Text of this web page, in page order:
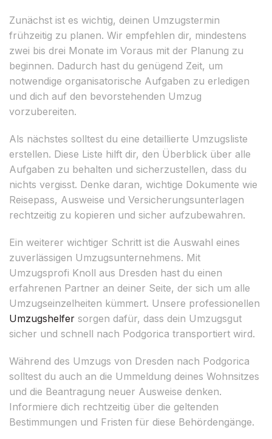
Zunächst ist es wichtig, deinen Umzugstermin
frühzeitig zu planen. Wir empfehlen dir, mindestens
zwei bis drei Monate im Voraus mit der Planung zu
beginnen. Dadurch hast du genügend Zeit, um
notwendige organisatorische Aufgaben zu erledigen
und dich auf den bevorstehenden Umzug
vorzubereiten.
Als nächstes solltest du eine detaillierte Umzugsliste
erstellen. Diese Liste hilft dir, den Überblick über alle
Aufgaben zu behalten und sicherzustellen, dass du
nichts vergisst. Denke daran, wichtige Dokumente wie
Reisepass, Ausweise und Versicherungsunterlagen
rechtzeitig zu kopieren und sicher aufzubewahren.
Ein weiterer wichtiger Schritt ist die Auswahl eines
zuverlässigen Umzugsunternehmens. Mit
Umzugsprofi Knoll aus Dresden hast du einen
erfahrenen Partner an deiner Seite, der sich um alle
Umzugseinzelheiten kümmert. Unsere professionellen
Umzugshelfer sorgen dafür, dass dein Umzugsgut
sicher und schnell nach Podgorica transportiert wird.
Während des Umzugs von Dresden nach Podgorica
solltest du auch an die Ummeldung deines Wohnsitzes
und die Beantragung neuer Ausweise denken.
Informiere dich rechtzeitig über die geltenden
Bestimmungen und Fristen für diese Behördengänge.